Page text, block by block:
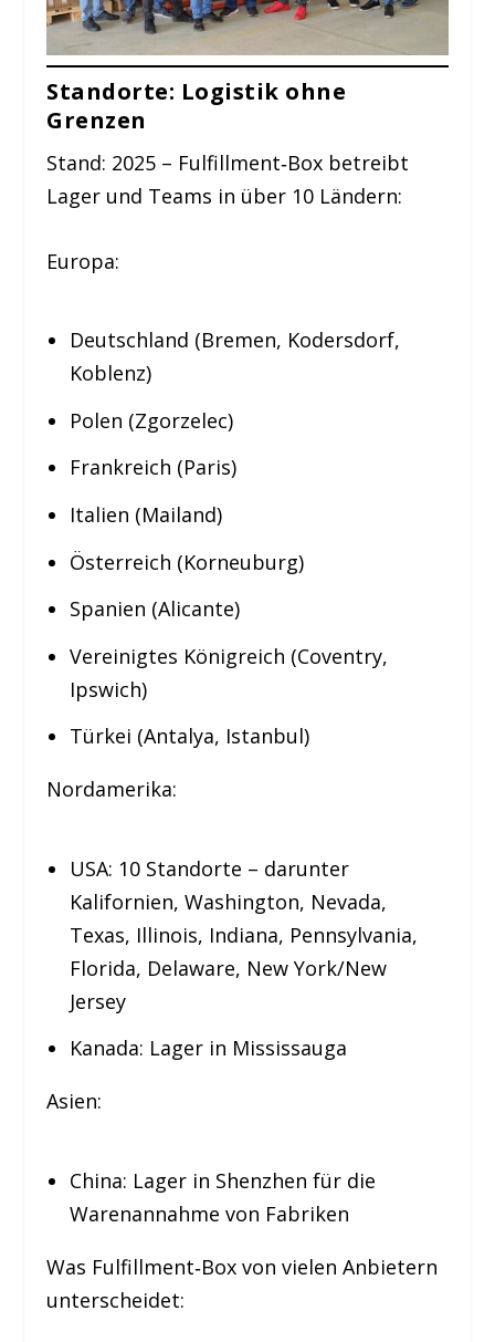
Standorte: Logistik ohne
Grenzen
Stand: 2025 – Fulfillment‑Box betreibt
Lager und Teams in über 10 Ländern:
Europa:
Deutschland (Bremen, Kodersdorf,
Koblenz)
Polen (Zgorzelec)
Frankreich (Paris)
Italien (Mailand)
Österreich (Korneuburg)
Spanien (Alicante)
Vereinigtes Königreich (Coventry,
Ipswich)
Türkei (Antalya, Istanbul)
Nordamerika:
USA: 10 Standorte – darunter
Kalifornien, Washington, Nevada,
Texas, Illinois, Indiana, Pennsylvania,
Florida, Delaware, New York/New
Jersey
Kanada: Lager in Mississauga
Asien:
China: Lager in Shenzhen für die
Warenannahme von Fabriken
Was Fulfillment‑Box von vielen Anbietern
unterscheidet: